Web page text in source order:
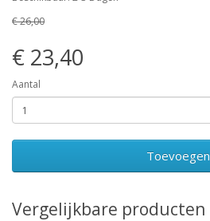
€ 26,00
€ 23,40
Aantal
Toevoegen
Vergelijkbare producten